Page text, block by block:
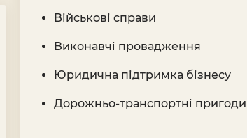
Військові справи
Виконавчі провадження
Юридична підтримка бізнесу
Дорожньо-транспортні пригоди